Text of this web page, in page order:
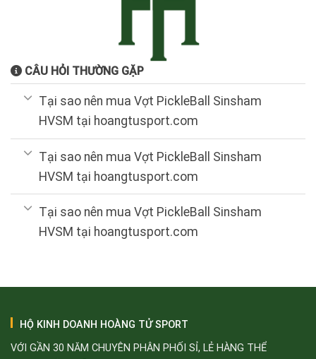
CÂU HỎI THƯỜNG GẶP
Tại sao nên mua Vợt PickleBall Sinsham
HVSM tại hoangtusport.com
Tại sao nên mua Vợt PickleBall Sinsham
HVSM tại hoangtusport.com
Tại sao nên mua Vợt PickleBall Sinsham
HVSM tại hoangtusport.com
HỘ KINH DOANH HOÀNG TỬ SPORT
VỚI GẦN 30 NĂM CHUYÊN PHÂN PHỐI SỈ, LẺ HÀNG THỂ